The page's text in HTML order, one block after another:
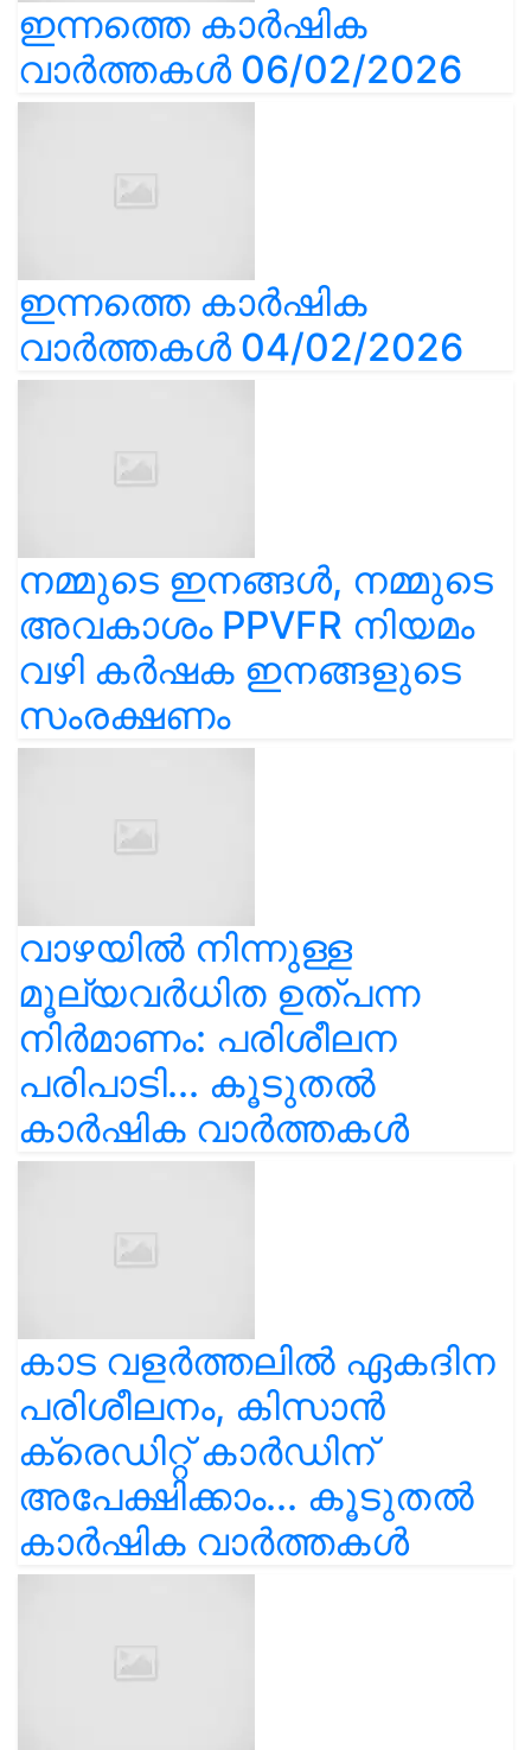
ഇന്നത്തെ കാർഷിക
വാർത്തകൾ 06/02/2026
ഇന്നത്തെ കാർഷിക
വാർത്തകൾ 04/02/2026
നമ്മുടെ ഇനങ്ങൾ, നമ്മുടെ
അവകാശം PPVFR നിയമം
വഴി കർഷക ഇനങ്ങളുടെ
സംരക്ഷണം
വാഴയിൽ നിന്നുള്ള
മൂല്യവർധിത ഉത്പന്ന
നിർമാണം: പരിശീലന
പരിപാടി... കൂടുതൽ
കാർഷിക വാർത്തകൾ
കാട വളര്‍ത്തലിൽ ഏകദിന
പരിശീലനം, കിസാൻ
ക്രെഡിറ്റ് കാർഡിന്
അപേക്ഷിക്കാം... കൂടുതൽ
കാർഷിക വാർത്തകൾ